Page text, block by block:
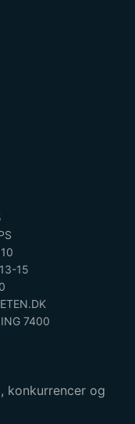
15
7400
konkurrencer og